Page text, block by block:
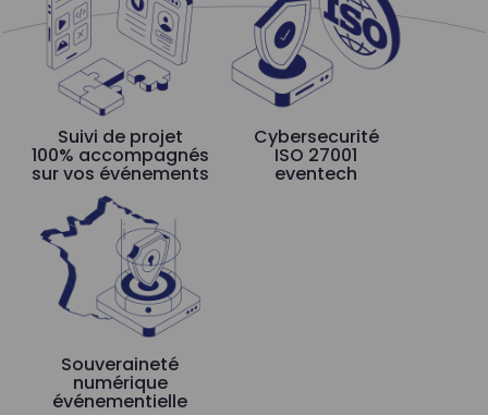
Suivi de projet
100% accompagnés
sur vos événements
Cybersecurité
ISO 27001
eventech
Souveraineté
numérique
événementielle